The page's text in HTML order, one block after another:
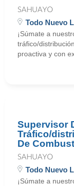
SAHUAYO
Todo Nuevo
¡Súmate a
tráfico/
proactiva y con
Supervisor
Tráfico/
De
SAHUAYO
Todo Nuevo
¡Súmate a